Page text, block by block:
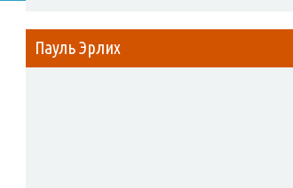
Пауль Эрлих